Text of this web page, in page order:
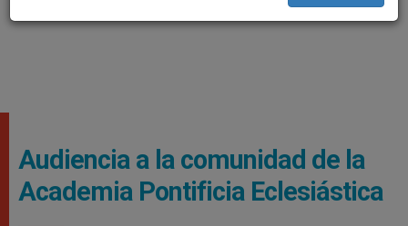
Audiencia a la comunidad de la
Academia Pontificia Eclesiástica